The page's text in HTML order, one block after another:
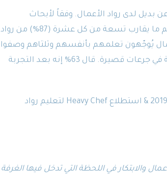
بديل لدى رواد الأعمال. وفقاً لأبحاث
مؤسسة Heavy Chef في مجال التعليم الريادي، يتعلم ما يقارب تسعة من كل عشرة (87%) من رواد
والخطأ. 69% من رواد الأعمال يُوجّهون تعلمهم بأنفسهم وثلثاهم وصفوا
أنفسهم بأنهم متعلمون دائمون، يكتسبون المعرفة في جرعات قصيرة. قال 63% إنه بعد التجربة
&
استطلاع Heavy Chef لتعليم رواد
والابتكار في اللحظة التي تدخل فيها الغرفة